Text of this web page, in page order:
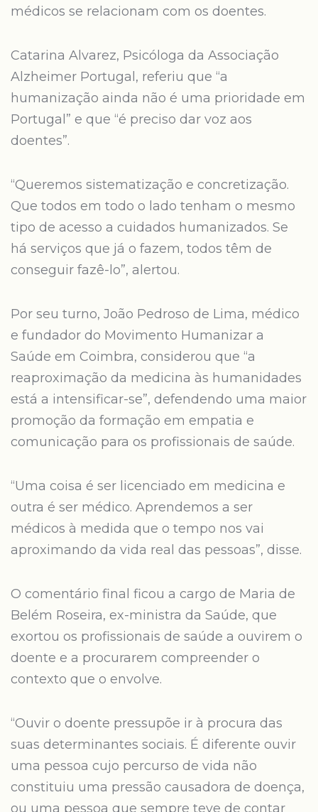
médicos se relacionam com os doentes.
Catarina Alvarez, Psicóloga da Associação
Alzheimer Portugal, referiu que “a
humanização ainda não é uma prioridade em
Portugal” e que “é preciso dar voz aos
doentes”.
“Queremos sistematização e concretização.
Que todos em todo o lado tenham o mesmo
tipo de acesso a cuidados humanizados. Se
há serviços que já o fazem, todos têm de
conseguir fazê-lo”, alertou.
Por seu turno, João Pedroso de Lima, médico
e fundador do Movimento Humanizar a
Saúde em Coimbra, considerou que “a
reaproximação da medicina às humanidades
está a intensificar-se”, defendendo uma maior
promoção da formação em empatia e
comunicação para os profissionais de saúde.
“Uma coisa é ser licenciado em medicina e
outra é ser médico. Aprendemos a ser
médicos à medida que o tempo nos vai
aproximando da vida real das pessoas”, disse.
O comentário final ficou a cargo de Maria de
Belém Roseira, ex-ministra da Saúde, que
exortou os profissionais de saúde a ouvirem o
doente e a procurarem compreender o
contexto que o envolve.
“Ouvir o doente pressupõe ir à procura das
suas determinantes sociais. É diferente ouvir
uma pessoa cujo percurso de vida não
constituiu uma pressão causadora de doença,
ou uma pessoa que sempre teve de contar